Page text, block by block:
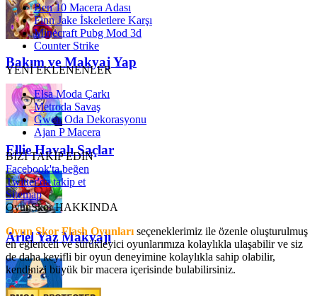
Bakım ve Makyaj Yap
Ellie Havalı Saçlar
Ariel Yaz Makyajı
Ben 10 Macera Adası
Finn Jake İskeletlere Karşı
Minecraft Pubg Mod 3d
Counter Strike
YENİ EKLENENLER
Elsa Moda Çarkı
Metroda Savaş
Gwen Oda Dekorasyonu
Ajan P Macera
BİZİ TAKİP EDİN
Facebook'ta beğen
Twitter'da takip et
Sitemap
OyunSkor HAKKINDA
Oyun Skor Flash Oyunları seçeneklerimiz ile özenle oluşturulmuş
en eğlenceli ve sürükleyici oyunlarımıza kolaylıkla ulaşabilir ve siz
de daha keyifli bir oyun deneyimine kolaylıkla sahip olabilir,
kendinizi büyük bir macera içerisinde bulabilirsiniz.